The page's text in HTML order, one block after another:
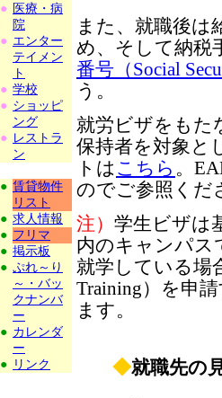
●
医療・病
院
● エンター
テイメン
ト
● 学校
● ショッピ
ング
● レストラ
ン
● 賃貸物件
リスト
● 求人情報
● フリマ
● 掲示板
● ぷれ～り
～・バッ
クナンバ
ー
● カレンダ
ー
● リンク
また、就職後は
め、そして納税
番号（Social
う。
就労ビザをもた
保持者を対象と
トはこちら 。
のでご参照くだ
注） 学生ビザは
内のキャンパス
就学している場
Training）を申
ます。
◆就職先の